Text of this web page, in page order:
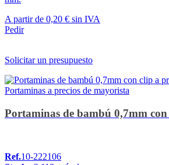
A partir de 0,20 € sin IVA
Pedir
Solicitar un presupuesto
Portaminas de bambú 0,7mm
Ref.10-222106